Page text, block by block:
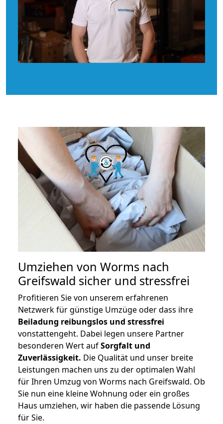
Umziehen von Worms nach
Greifswald sicher und stressfrei
Profitieren Sie von unserem erfahrenen
Netzwerk für günstige Umzüge oder dass ihre
Beiladung reibungslos und stressfrei
vonstattengeht. Dabei legen unsere Partner
besonderen Wert aufSorgfalt und
Zuverlässigkeit. Die Qualität und unser breite
Leistungen machen uns zu der optimalen Wahl
für Ihren Umzug von Worms nach Greifswald. Ob
Sie nun eine kleine Wohnung oder ein großes
Haus umziehen, wir haben die passende Lösung
für Sie.